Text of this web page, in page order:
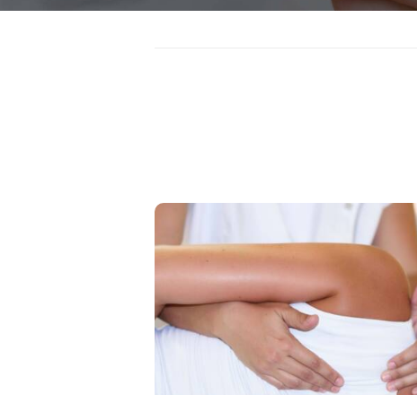
Φυσικοθεραπεία